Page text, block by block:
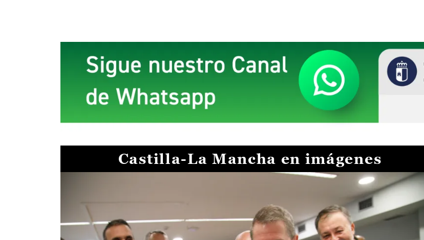
Castilla-La Mancha en imágenes